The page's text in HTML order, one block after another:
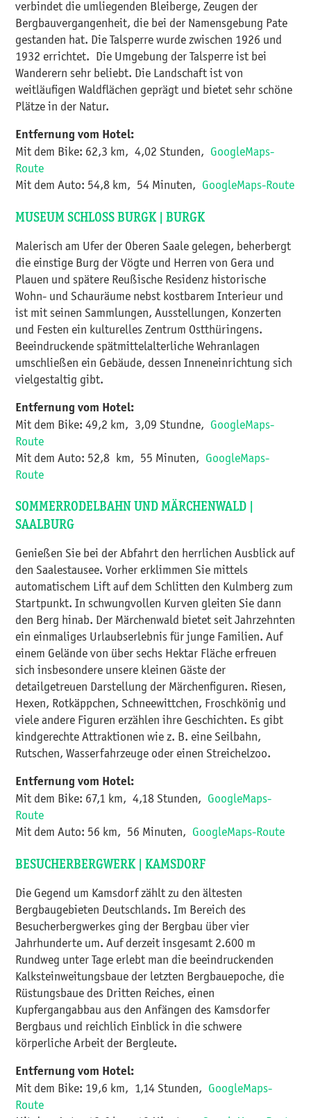
verbindet die umliegenden Bleiberge, Zeugen der
Bergbauvergangenheit, die bei der Namensgebung Pate
gestanden hat. Die Talsperre wurde zwischen 1926 und
1932 errichtet. Die Umgebung der Talsperre ist bei
Wanderern sehr beliebt. Die Landschaft ist von
weitläufigen Waldflächen geprägt und bietet sehr schöne
Plätze in der Natur.
Entfernung vom Hotel:
Mit dem Bike: 62,3 km, 4,02 Stunden, GoogleMaps-
Route
Mit dem Auto: 54,8 km, 54 Minuten, GoogleMaps-Route​​​​​​​
MUSEUM SCHLOSS BURGK | BURGK
Malerisch am Ufer der Oberen Saale gelegen, beherbergt
die einstige Burg der Vögte und Herren von Gera und
Plauen und spätere Reußische Residenz historische
Wohn- und Schauräume nebst kostbarem Interieur und
ist mit seinen Sammlungen, Ausstellungen, Konzerten
und Festen ein kulturelles Zentrum Ostthüringens.
Beeindruckende spätmittelalterliche Wehranlagen
umschließen ein Gebäude, dessen Inneneinrichtung sich
vielgestaltig gibt.
Entfernung vom Hotel:
Mit dem Bike: 49,2 km, 3,09 Stundne, GoogleMaps-
Route
Mit dem Auto: 52,8 km, 55 Minuten, GoogleMaps-
Route​​​​​​​
SOMMERRODELBAHN UND MÄRCHENWALD |
SAALBURG
Genießen Sie bei der Abfahrt den herrlichen Ausblick auf
den Saalestausee. Vorher erklimmen Sie mittels
automatischem Lift auf dem Schlitten den Kulmberg zum
Startpunkt. In schwungvollen Kurven gleiten Sie dann
den Berg hinab. Der Märchenwald bietet seit Jahrzehnten
ein einmaliges Urlaubserlebnis für junge Familien. Auf
einem Gelände von über sechs Hektar Fläche erfreuen
sich insbesondere unsere kleinen Gäste der
detailgetreuen Darstellung der Märchenfiguren. Riesen,
Hexen, Rotkäppchen, Schneewittchen, Froschkönig und
viele andere Figuren erzählen ihre Geschichten. Es gibt
kindgerechte Attraktionen wie z. B. eine Seilbahn,
Rutschen, Wasserfahrzeuge oder einen Streichelzoo.
Entfernung vom Hotel:
Mit dem Bike: 67,1 km, 4,18 Stunden, GoogleMaps-
Route
Mit dem Auto: 56 km, 56 Minuten, GoogleMaps-Route​​​​​​​
BESUCHERBERGWERK | KAMSDORF
Die Gegend um Kamsdorf zählt zu den ältesten
Bergbaugebieten Deutschlands. Im Bereich des
Besucherbergwerkes ging der Bergbau über vier
Jahrhunderte um. Auf derzeit insgesamt 2.600 m
Rundweg unter Tage erlebt man die beeindruckenden
Kalksteinweitungsbaue der letzten Bergbauepoche, die
Rüstungsbaue des Dritten Reiches, einen
Kupfergangabbau aus den Anfängen des Kamsdorfer
Bergbaus und reichlich Einblick in die schwere
körperliche Arbeit der Bergleute.
Entfernung vom Hotel:
Mit dem Bike: 19,6 km, 1,14 Stunden, GoogleMaps-
Route